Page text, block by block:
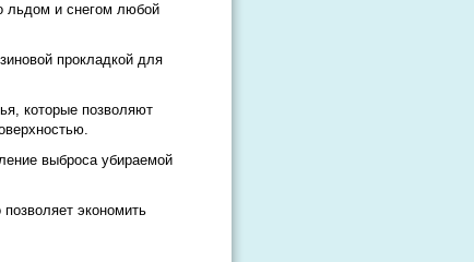
льдом и снегом любой
прокладкой для
которые позволяют
выброса убираемой
экономить